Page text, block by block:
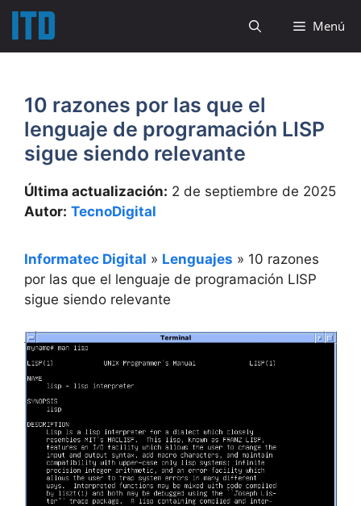
Saltar
contenido
Menú
10 razones por las que el
lenguaje de programación LISP
sigue siendo relevante
Última actualización: 2 de septiembre de 2025
Autor: TecnoDigital
Informatec Digital » Lenguajes » 10 razones
por las que el lenguaje de programación LISP
sigue siendo relevante